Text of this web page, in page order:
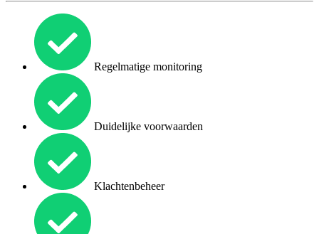
Regelmatige monitoring
Duidelijke voorwaarden
Klachtenbeheer